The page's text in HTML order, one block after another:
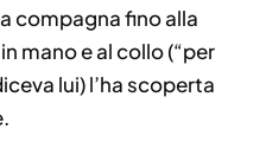
compagna fino alla
mano e al collo (“per
lui) l’ha scoperta